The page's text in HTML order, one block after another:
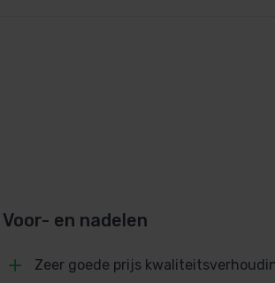
Voor- en nadelen
Zeer goede prijs